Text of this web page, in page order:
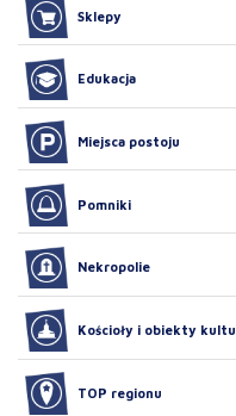
Sklepy
Edukacja
Miejsca postoju
Pomniki
Nekropolie
Kościoły i obiekty kultu
TOP regionu